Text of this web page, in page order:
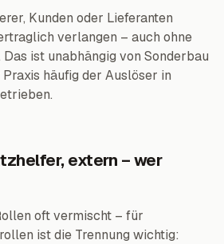
Kunden oder Lieferanten
verlangen – auch ohne
ist unabhängig von Sonderbau
häufig der Auslöser in
extern – wer
oft vermischt – für
ist die Trennung wichtig: